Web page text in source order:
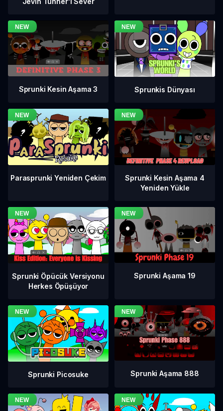
Sprunki Kesin Aşama 3 Sprunkis Dünyası
Parasprunki Yeniden Çekim
Sprunki Kesin Aşama 4
Yeniden Yükle
Sprunki Öpücük Versiyonu
Herkes Öpüşüyor
Sprunki Aşama 19
Sprunki Picosuke Sprunki Aşama 888